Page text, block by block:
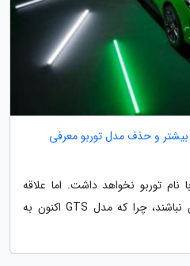
قدرت موتور بیشتر و حذف مدل توربو معرفی
مدلی با نام توربو نخواهد داشت. اما علاقه
مندان به این برند آلمانی نگران نباشند، چرا که مدل GTS اکنون به